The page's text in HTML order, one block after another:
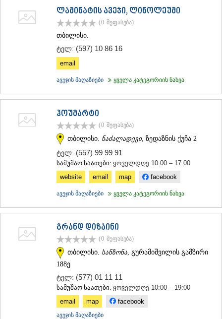
ლამინატის ავეჯი, ლინოლეუმი
(0 შეფასება)
თბილისი.
ტელ: (597) 10 86 16
email
ავეჯის მაღაზიები ყველა კატეგორიის ნახვა
ჰოუმარტი
(0 შეფასება)
თბილისი. ნაძალადევი, ზედაზნის ქუჩა 2
ტელ: (557) 99 99 91
სამუშაო საათები: ყოველდღე 10:00 – 17:00
website
email map facebook
ავეჯის მაღაზიები ყველა კატეგორიის ნახვა
გრანდ დიზაინი
(0 შეფასება)
თბილისი. სანზონა , გურამიშვილის გამზირი
188ე
ტელ: (577) 01 11 11
სამუშაო საათები: ყოველდღე 10:00 – 19:00
email
map facebook
ავეჯის მაღაზიები